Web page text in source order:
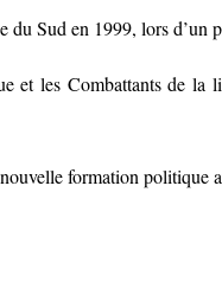
Sud en 1999, lors d’un
les Combattants de la
formation politique